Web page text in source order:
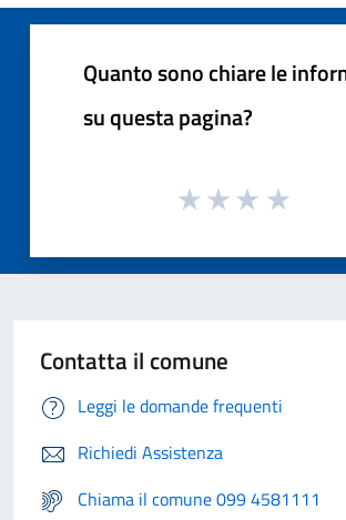
Quanto sono chiare le
su questa pagina?
Contatta il comune
Leggi le domande frequenti
Richiedi Assistenza
Chiama il comune 099 4581111